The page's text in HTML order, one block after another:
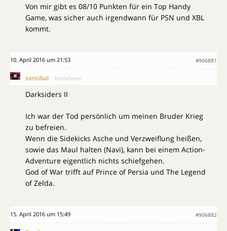
Von mir gibt es 08/10 Punkten für ein Top Handy
Game, was sicher auch irgendwann für PSN und XBL
kommt.
10. April 2016 um 21:53 #906881
sansibal Teilnehmer
Darksiders II
Ich war der Tod persönlich um meinen Bruder Krieg
zu befreien.
Wenn die Sidekicks Asche und Verzweiflung heißen,
sowie das Maul halten (Navi), kann bei einem Action-
Adventure eigentlich nichts schiefgehen.
God of War trifft auf Prince of Persia und The Legend
of Zelda.
15. April 2016 um 15:49 #906882